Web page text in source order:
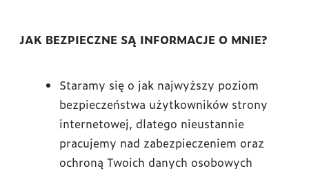
JAK BEZPIECZNE SĄ INFORMACJE O MNIE?
Staramy się o jak najwyższy poziom
bezpieczeństwa użytkowników strony
internetowej, dlatego nieustannie
pracujemy nad zabezpieczeniem oraz
ochroną Twoich danych osobowych